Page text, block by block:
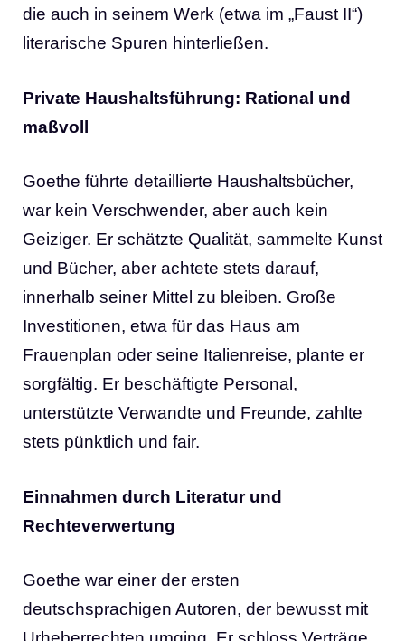
die auch in seinem Werk (etwa im „Faust II“)
literarische Spuren hinterließen.
Private Haushaltsführung: Rational und
maßvoll
Goethe führte detaillierte Haushaltsbücher,
war kein Verschwender, aber auch kein
Geiziger. Er schätzte Qualität, sammelte Kunst
und Bücher, aber achtete stets darauf,
innerhalb seiner Mittel zu bleiben. Große
Investitionen, etwa für das Haus am
Frauenplan oder seine Italienreise, plante er
sorgfältig. Er beschäftigte Personal,
unterstützte Verwandte und Freunde, zahlte
stets pünktlich und fair.
Einnahmen durch Literatur und
Rechteverwertung
Goethe war einer der ersten
deutschsprachigen Autoren, der bewusst mit